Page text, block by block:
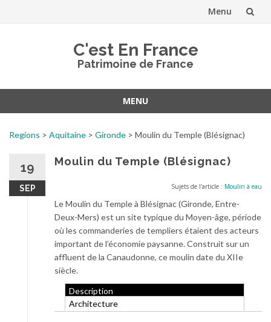
Menu
C'est En France
Patrimoine de France
MENU
Regions > Aquitaine > Gironde > Moulin du Temple (Blésignac)
19
SEP
Moulin du Temple (Blésignac)
Sujets de l'article : Moulin à eau
Le Moulin du Temple à Blésignac (Gironde, Entre-
Deux-Mers) est un site typique du Moyen-âge, période
où les commanderies de templiers étaient des acteurs
important de l’économie paysanne. Construit sur un
affluent de la Canaudonne, ce moulin date du XIIe
siècle.
Description
Architecture